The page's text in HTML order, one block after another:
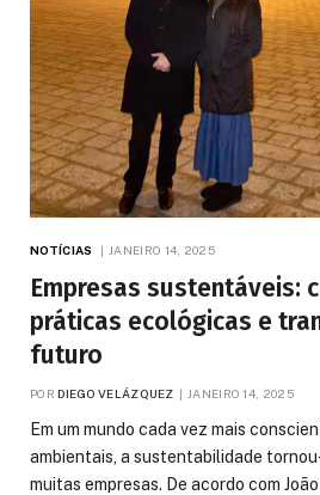
NOTÍCIAS JANEIRO 14, 2025
Empresas sustentáveis:
práticas ecológicas e
futuro
POR DIEGO VELÁZQUEZ JANEIRO 14, 2025
Em um mundo cada vez mais
ambientais, a sustentabilidade
muitas empresas. De acordo com